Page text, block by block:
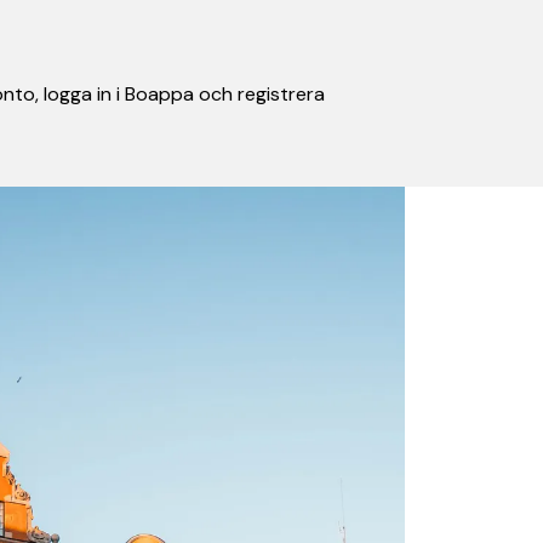
logga in i Boappa och registrera